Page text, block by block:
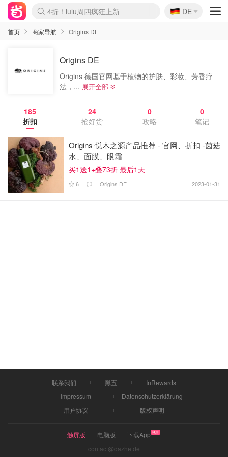
Boticinal 夏促开抢！
4折！lulu周四疯狂上新
还没结束！&OtherStories大促
Joybuy变相75折 随时失效
速领！Stanley独家85折
疑似霸哥！Camper额外叠85折
Zalando 奥莱闪促！每日更新
Moncler反季囤！5折起+叠9折
Coach Brooklyn仅€192
🇩🇪
DE
首页 商家导航 Origins DE
Origins DE
Origins 德国官网基于植物的护肤、彩妆、芳香疗
法，... 展开全部
185
折扣
24
抢好货
0
攻略
0
笔记
Origins 悦木之源产品推荐 - 官网、折扣 -菌菇
水、面膜、眼霜
买1送1+叠73折 最后1天
6 Origins DE 2023-01-31
联系我们 黑五
InRewards
Impressum
Datenschutzerklärung
用户协议
版权声明
触屏版 电脑版
下载App
contact@dazhe.de